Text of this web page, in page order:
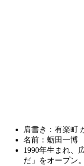
肩書き：有楽町
名前：蛎田一博
1990年生まれ、
だ」をオープン